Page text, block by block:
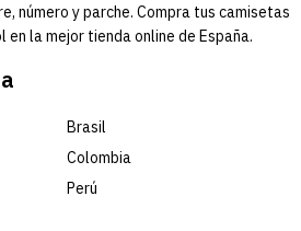
número y parche. Compra tus camisetas
en la mejor tienda online de España.
Brasil
Colombia
Perú